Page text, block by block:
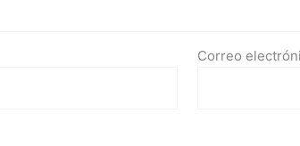
Correo